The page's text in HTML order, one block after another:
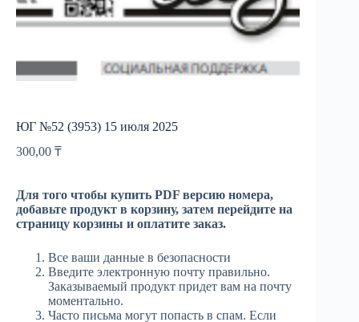
ЮГ №52 (3953) 15 июля 2025
300,00 ₸
Для того чтобы купить PDF версию номера,
добавьте продукт в корзину, затем перейдите на
страницу корзины и оплатите заказ.
Все ваши данные в безопасности
Введите электронную почту правильно.
Заказываемый продукт придет вам на почту
моментально.
Часто письма могут попасть в спам. Если